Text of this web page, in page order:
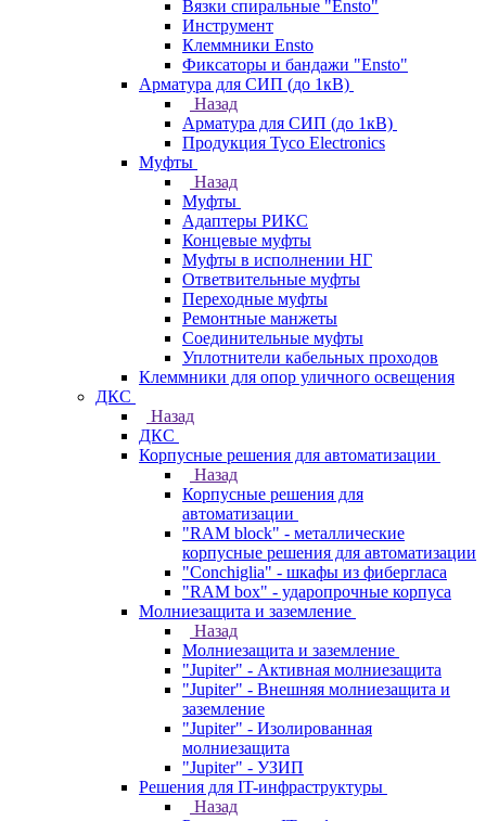
Вязки спиральные "Ensto"
Инструмент
Клеммники Ensto
Фиксаторы и бандажи "Ensto"
Арматура для СИП (до 1кВ)
Назад
Арматура для СИП (до 1кВ)
Продукция Tyco Electronics
Муфты
Назад
Муфты
Адаптеры РИКС
Концевые муфты
Муфты в исполнении НГ
Ответвительные муфты
Переходные муфты
Ремонтные манжеты
Соединительные муфты
Уплотнители кабельных проходов
Клеммники для опор уличного освещения
ДКС
Назад
ДКС
Корпусные решения для автоматизации
Назад
Корпусные решения для
автоматизации
"RAM block" - металлические
корпусные решения для автоматизации
"Conchiglia" - шкафы из фибергласа
"RAM box" - ударопрочные корпуса
Молниезащита и заземление
Назад
Молниезащита и заземление
"Jupiter" - Активная молниезащита
"Jupiter" - Внешняя молниезащита и
заземление
"Jupiter" - Изолированная
молниезащита
"Jupiter" - УЗИП
Решения для IT-инфраструктуры
Назад